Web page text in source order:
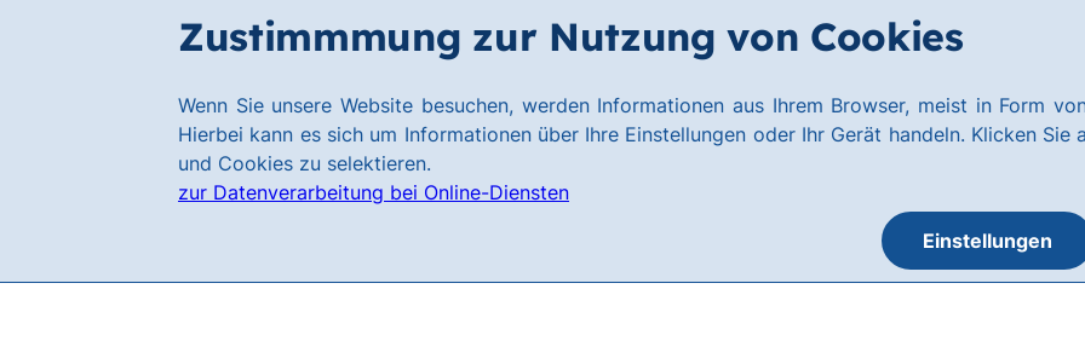
Zustimmmung zur Nutzung von Cookies
Wenn Sie unsere Website besuchen, werden Informationen aus Ihrem Browser, meist in Form
Hierbei kann es sich um Informationen über Ihre Einstellungen oder Ihr Gerät handeln. Klicken Sie
und Cookies zu selektieren.
zur Datenverarbeitung bei Online-Diensten
Einstellungen